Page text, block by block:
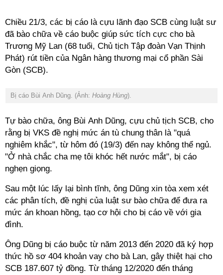
Chiều 21/3, các bị cáo là cựu lãnh đạo SCB cùng luật sư
đã bào chữa về cáo buộc giúp sức tích cực cho bà
Trương Mỹ Lan (68 tuổi, Chủ tịch Tập đoàn Vạn Thịnh
Phát) rút tiền của Ngân hàng thương mại cổ phần Sài
Gòn (SCB).
Bị cáo Bùi Anh Dũng. (Ảnh: Hoàng Hùng).
Tự bào chữa, ông Bùi Anh Dũng, cựu chủ tịch SCB, cho
rằng bị VKS đề nghị mức án tù chung thân là "quá
nghiêm khắc", từ hôm đó (19/3) đến nay không thể ngủ.
"Ở nhà chắc cha mẹ tôi khóc hết nước mắt", bị cáo
nghẹn giọng.
Sau một lúc lấy lại bình tĩnh, ông Dũng xin tòa xem xét
các phân tích, đề nghị của luật sư bào chữa để đưa ra
mức án khoan hồng, tạo cơ hội cho bị cáo về với gia
đình.
Ông Dũng bị cáo buộc từ năm 2013 đến 2020 đã ký hợp
thức hồ sơ 404 khoản vay cho bà Lan, gây thiệt hại cho
SCB 187.607 tỷ đồng. Từ tháng 12/2020 đến tháng